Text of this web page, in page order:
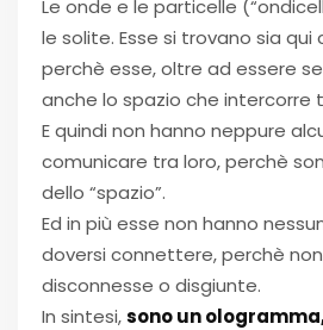
Le onde e le particelle
le solite. Esse si trovano sia qui
perchè esse, oltre ad essere
anche lo spazio che intercorre
E quindi non hanno neppure
comunicare tra loro, perchè
dello “spazio”.
Ed in più esse non hanno
doversi connettere, perchè
disconnesse o disgiunte.
In sintesi,sono un